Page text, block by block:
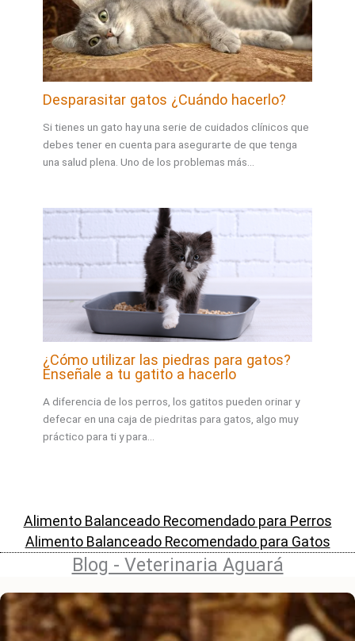
Desparasitar gatos ¿Cuándo hacerlo?
Si tienes un gato hay una serie de cuidados clínicos que
debes tener en cuenta para asegurarte de que tenga
una salud plena. Uno de los problemas más…
¿Cómo utilizar las piedras para gatos?
Enseñale a tu gatito a hacerlo
A diferencia de los perros, los gatitos pueden orinar y
defecar en una caja de piedritas para gatos, algo muy
práctico para ti y para…
Alimento Balanceado Recomendado para Perros
Alimento Balanceado Recomendado para Gatos
Blog - Veterinaria Aguará